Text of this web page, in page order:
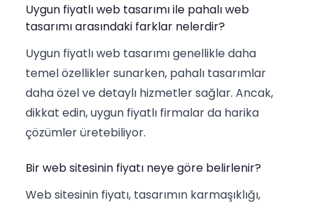
Uygun fiyatlı web tasarımı ile pahalı web
tasarımı arasındaki farklar nelerdir?
Uygun fiyatlı web tasarımı genellikle daha
temel özellikler sunarken, pahalı tasarımlar
daha özel ve detaylı hizmetler sağlar. Ancak,
dikkat edin, uygun fiyatlı firmalar da harika
çözümler üretebiliyor.
Bir web sitesinin fiyatı neye göre belirlenir?
Web sitesinin fiyatı, tasarımın karmaşıklığı,